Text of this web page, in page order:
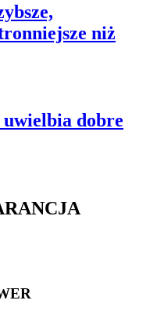
niż
dobre